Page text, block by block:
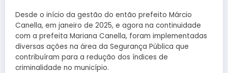
Desde o início da gestão do então prefeito Márcio
Canella, em janeiro de 2025, e agora na continuidade
com a prefeita Mariana Canella, foram implementadas
diversas ações na área da Segurança Pública que
contribuíram para a redução dos índices de
criminalidade no município.